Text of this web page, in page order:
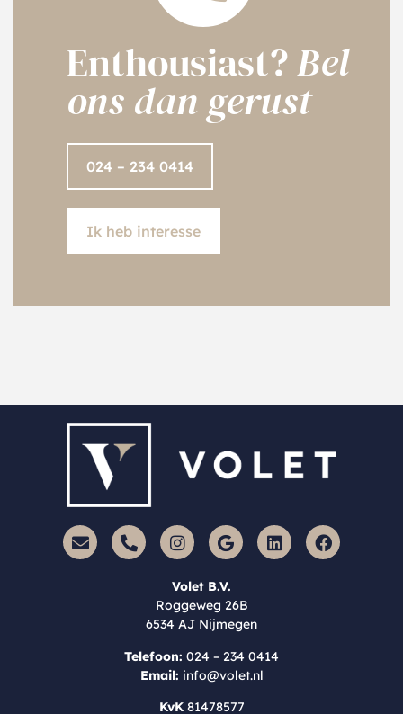
Enthousiast?Bel
ons dan gerust
024 – 234 0414
Ik heb interesse
Volet B.V.
Roggeweg 26B
6534 AJ Nijmegen
Telefoon: 024 – 234 0414
Email: info@volet.nl
KvK81478577